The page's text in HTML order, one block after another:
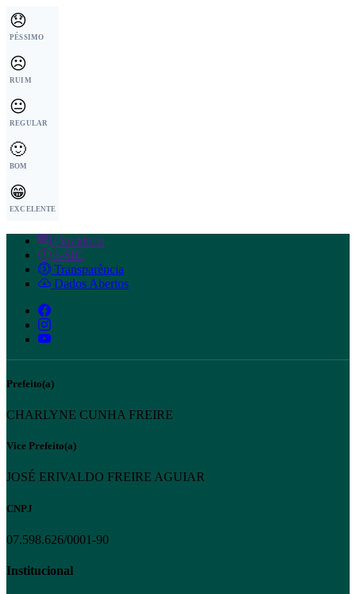
😞
PÉSSIMO
☹️
RUIM
😐
REGULAR
🙂
BOM
😁
EXCELENTE
Ouvidoria
e-SIC
Transparência
Dados Abertos
Prefeito(a)
CHARLYNE CUNHA FREIRE
Vice Prefeito(a)
JOSÉ ERIVALDO FREIRE AGUIAR
CNPJ
07.598.626/0001-90
Institucional